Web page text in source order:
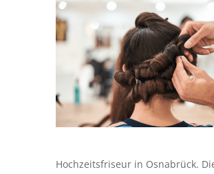
Hochzeitsfriseur in Osnabrück.